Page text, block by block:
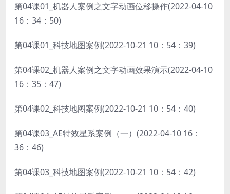
第04课01_机器人案例之文字动画位移操作(2022-04-10
16：34：50)
第04课01_科技地图案例(2022-10-21 10：54：39)
第04课02_机器人案例之文字动画效果演示(2022-04-10
16：35：47)
第04课02_科技地图案例(2022-10-21 10：54：40)
第04课03_AE特效星系案例（一）(2022-04-10 16：
36：46)
第04课03_科技地图案例(2022-10-21 10：54：42)